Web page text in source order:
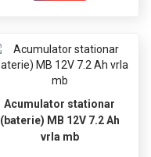
Acumulator stationar
(baterie) MB 12V 7.2 Ah
vrla mb